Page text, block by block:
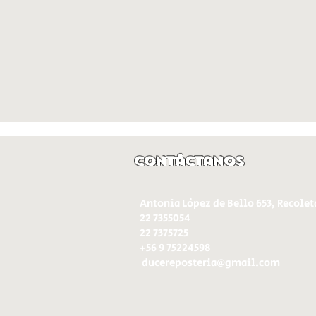
Contáctanos
Antonia López de Bello 653,
22 7355054
22 7375725
+56 9 75224598
ducereposteria@gmail.com